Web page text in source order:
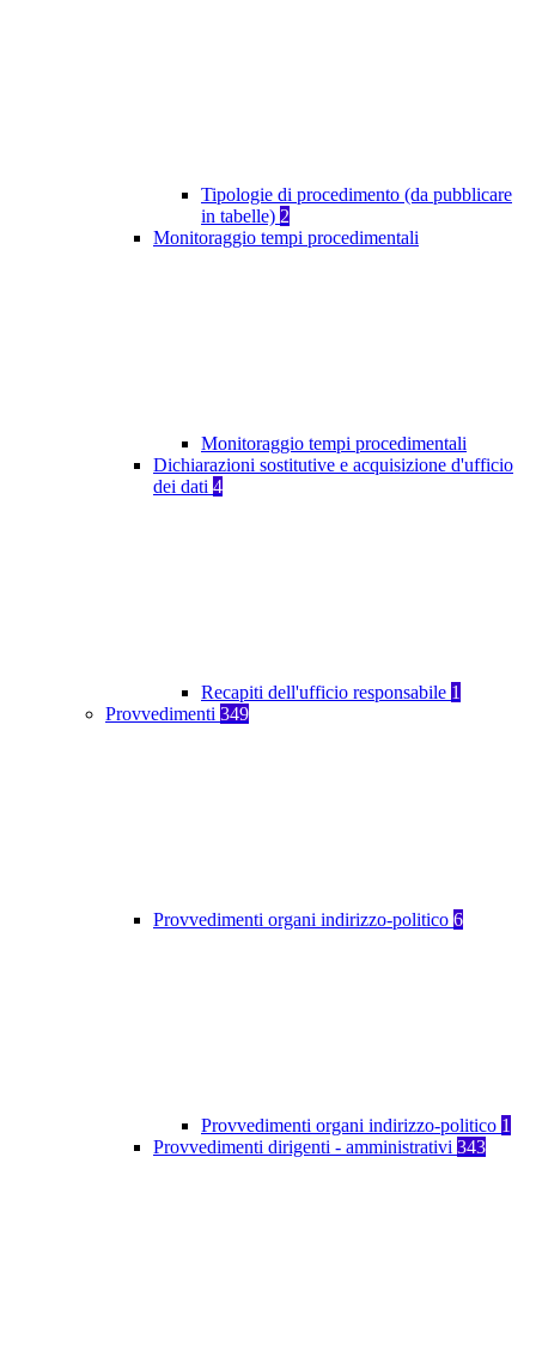
Tipologie di procedimento (da pubblicare
in tabelle) 2
Monitoraggio tempi procedimentali
Monitoraggio tempi procedimentali
Dichiarazioni sostitutive e acquisizione d'ufficio
dei dati 4
Recapiti dell'ufficio responsabile 1
Provvedimenti 349
Provvedimenti organi indirizzo-politico 6
Provvedimenti organi indirizzo-politico 1
Provvedimenti dirigenti - amministrativi 343